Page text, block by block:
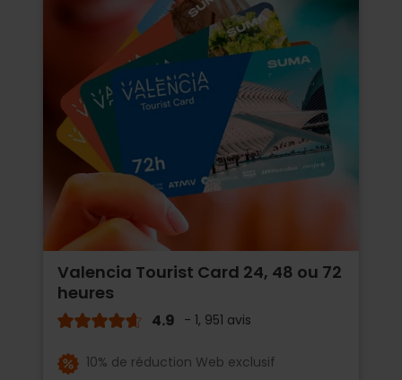
Valencia Tourist Card 24, 48 ou 72
heures
4.9 - 1, 951 avis
10% de réduction Web exclusif